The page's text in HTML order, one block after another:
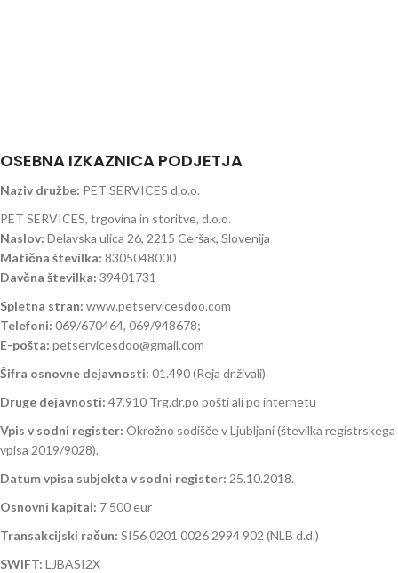
OSEBNA IZKAZNICA PODJETJA
Naziv družbe: PET SERVICES d.o.o.
PET SERVICES, trgovina in storitve, d.o.o.
Naslov: Delavska ulica 26, 2215 Ceršak, Slovenija
Matična številka: 8305048000
Davčna številka: 39401731
Spletna stran: www.petservicesdoo.com
Telefoni: 069/670464, 069/948678;
E-pošta: petservicesdoo@gmail.com
Šifra osnovne dejavnosti: 01.490 (Reja dr.živali)
Druge dejavnosti: 47.910 Trg.dr.po pošti ali po internetu
Vpis v sodni register: Okrožno sodišče v Ljubljani (številka registrskega
vpisa 2019/9028).
Datum vpisa subjekta v sodni register: 25.10.2018.
Osnovni kapital: 7 500 eur
Transakcijski račun: SI56 0201 0026 2994 902 (NLB d.d.)
SWIFT: LJBASI2X